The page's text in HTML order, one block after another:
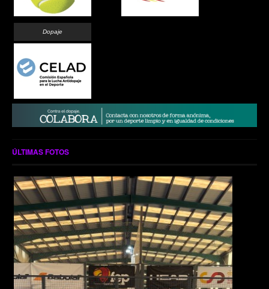
Dopaje
ÚLTIMAS FOTOS